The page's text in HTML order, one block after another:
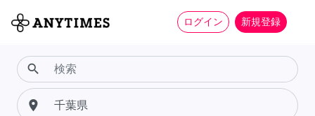
ログイン 新規登録
search
place